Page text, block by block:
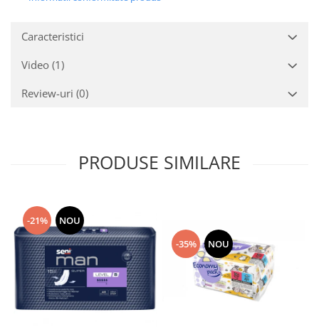
Caracteristici
Video (1)
Review-uri (0)
PRODUSE SIMILARE
-21% NOU
-35% NOU